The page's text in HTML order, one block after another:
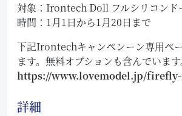
対象：Irontech Doll フルシリコンド
時間：1月1日から1月20日まで
下記Irontechキャンペンーン専用ペ
ます。無料オプションも含んでいます
https://www.lovemodel.jp/
詳細